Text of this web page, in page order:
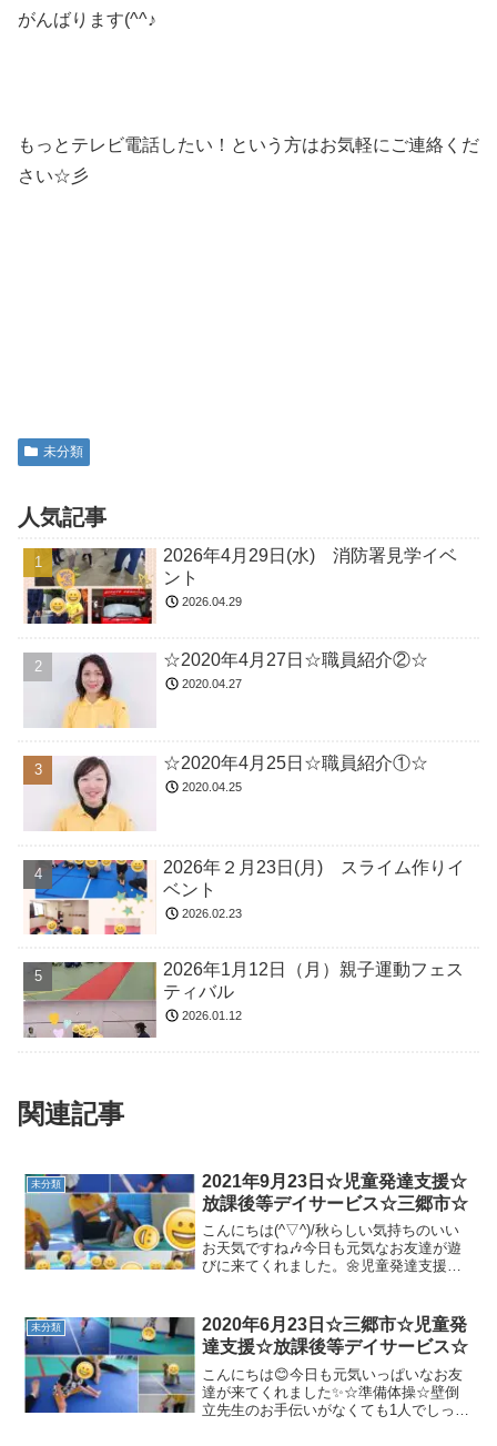
がんばります(^^♪
もっとテレビ電話したい！という方はお気軽にご連絡くだ
さい☆彡
未分類
人気記事
2026年4月29日(水) 消防署見学イベ
ント
2026.04.29
☆2020年4月27日☆職員紹介②☆
2020.04.27
☆2020年4月25日☆職員紹介①☆
2020.04.25
2026年２月23日(月) スライム作りイ
ベント
2026.02.23
2026年1月12日（月）親子運動フェス
ティバル
2026.01.12
関連記事
未分類
2021年9月23日☆児童発達支援☆
放課後等デイサービス☆三郷市☆
こんにちは(^▽^)/秋らしい気持ちのいい
お天気ですね🎶今日も元気なお友達が遊
びに来てくれました。🌼児童発達支援＊
🏃🏃＊ボール遊びアンパンマンの曲が終
わるまでに入...
未分類
2020年6月23日☆三郷市☆児童発
達支援☆放課後等デイサービス☆
こんにちは😊今日も元気いっぱいなお友
達が来てくれました✨☆準備体操☆壁倒
立先生のお手伝いがなくても1人でしっか